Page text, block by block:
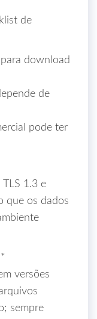
de
download
de
pode ter
1.3 e
que os dados
versões
sempre